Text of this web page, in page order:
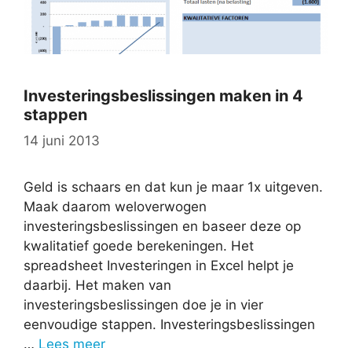
Investeringsbeslissingen maken in 4
stappen
14 juni 2013
Geld is schaars en dat kun je maar 1x uitgeven.
Maak daarom weloverwogen
investeringsbeslissingen en baseer deze op
kwalitatief goede berekeningen. Het
spreadsheet Investeringen in Excel helpt je
daarbij. Het maken van
investeringsbeslissingen doe je in vier
eenvoudige stappen. Investeringsbeslissingen
… Lees meer